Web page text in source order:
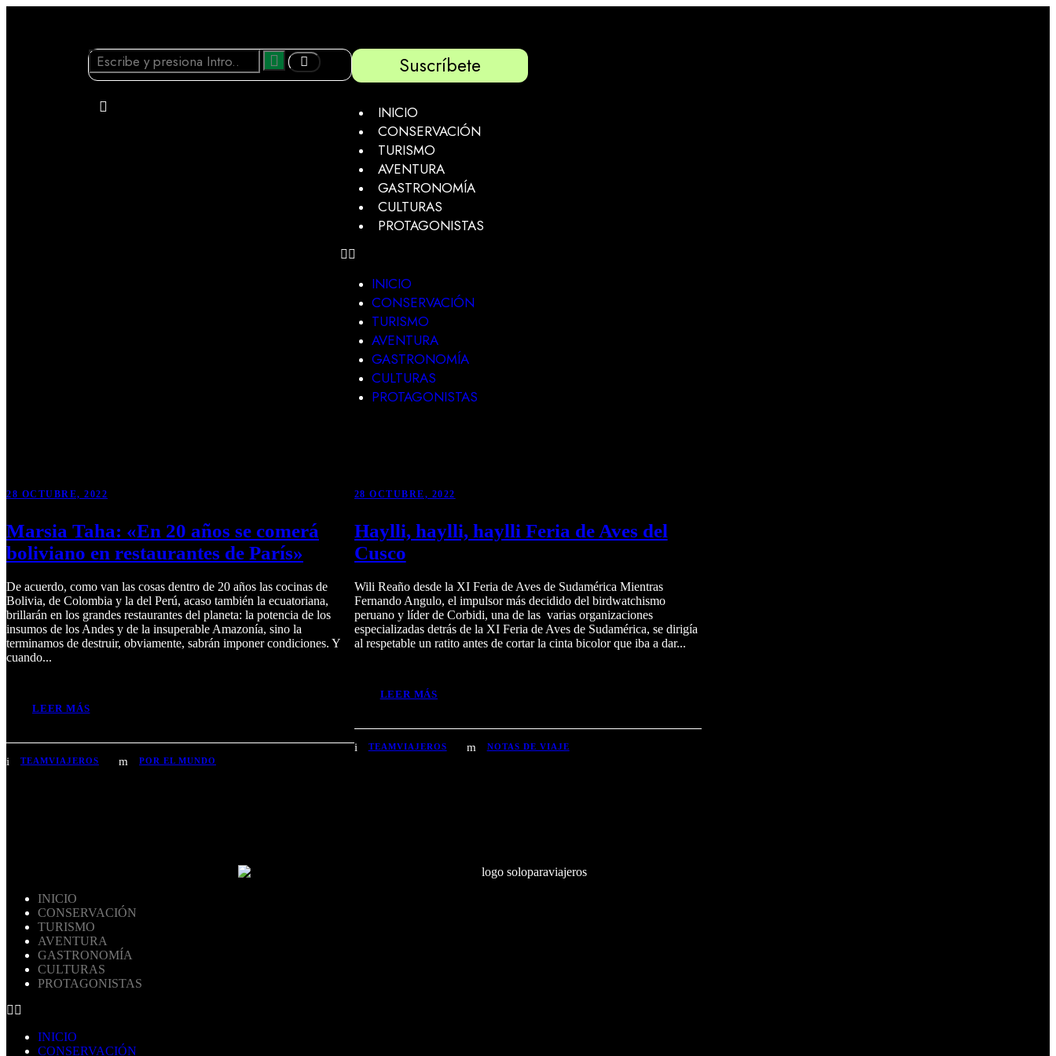
Suscríbete
INICIO
CONSERVACIÓN
TURISMO
AVENTURA
GASTRONOMÍA
CULTURAS
PROTAGONISTAS
INICIO
CONSERVACIÓN
TURISMO
AVENTURA
GASTRONOMÍA
CULTURAS
PROTAGONISTAS
28 OCTUBRE, 2022
Marsia Taha: «En 20 años se comerá
boliviano en restaurantes de París»
De acuerdo, como van las cosas dentro de 20 años las cocinas de
Bolivia, de Colombia y la del Perú, acaso también la ecuatoriana,
brillarán en los grandes restaurantes del planeta: la potencia de los
insumos de los Andes y de la insuperable Amazonía, sino la
terminamos de destruir, obviamente, sabrán imponer condiciones. Y
cuando...
LEER MÁS
TEAMVIAJEROS POR EL MUNDO
28 OCTUBRE, 2022
Haylli, haylli, haylli Feria de Aves del
Cusco
Wili Reaño desde la XI Feria de Aves de Sudamérica Mientras
Fernando Angulo, el impulsor más decidido del birdwatchismo
peruano y líder de Corbidi, una de las varias organizaciones
especializadas detrás de la XI Feria de Aves de Sudamérica, se dirigía
al respetable un ratito antes de cortar la cinta bicolor que iba a dar...
LEER MÁS
TEAMVIAJEROS NOTAS DE VIAJE
INICIO
CONSERVACIÓN
TURISMO
AVENTURA
GASTRONOMÍA
CULTURAS
PROTAGONISTAS
INICIO
CONSERVACIÓN